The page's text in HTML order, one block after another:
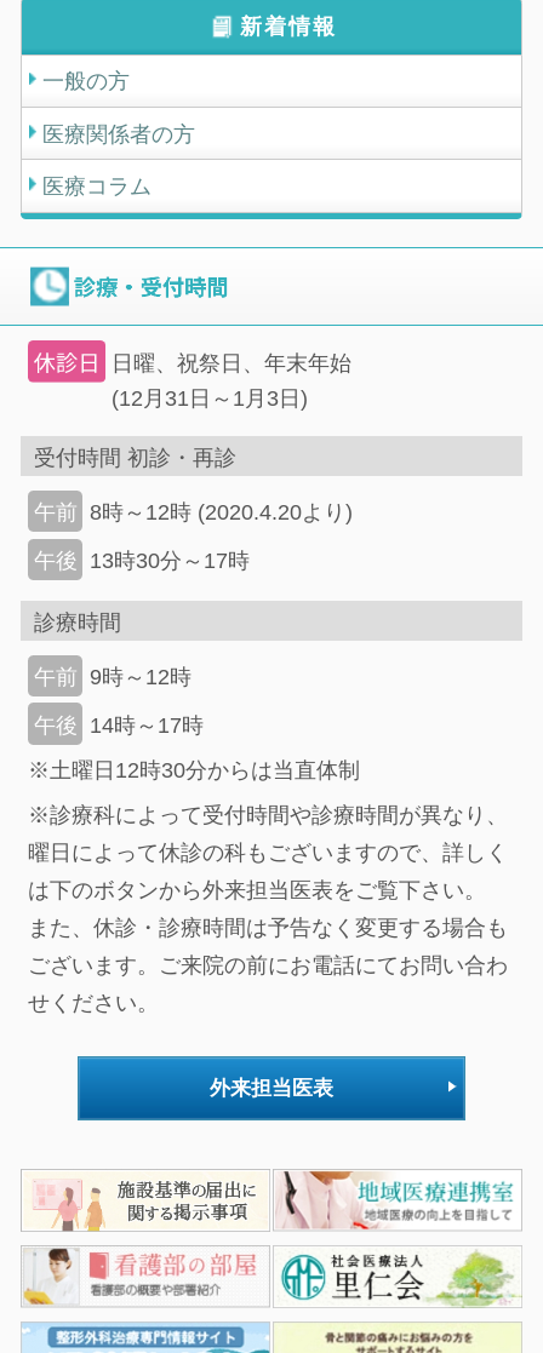
新着情報
一般の方
医療関係者の方
医療コラム
日曜、祝祭日、年末年始
(12月31日～1月3日)
受付時間 初診・再診
午前 8時～12時 (2020.4.20より)
午後 13時30分～17時
診療時間
午前 9時～12時
午後 14時～17時
※土曜日12時30分からは当直体制
※診療科によって受付時間や診療時間が異なり、
曜日によって休診の科もございますので、詳しく
は下のボタンから外来担当医表をご覧下さい。
また、休診・診療時間は予告なく変更する場合も
ございます。ご来院の前にお電話にてお問い合わ
せください。
外来担当医表